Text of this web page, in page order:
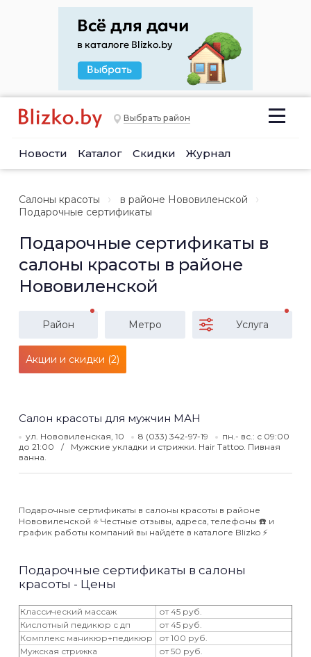
Выбрать район
Новости Каталог Скидки Журнал
Салоны красоты
в районе Нововиленской
Подарочные сертификаты
Подарочные сертификаты в
салоны красоты в районе
Нововиленской
Район Метро Услуга
Акции и скидки (2)
Салон красоты для мужчин МАН
ул. Нововиленская, 10 8 (033) 342-97-19
пн.- вс.: с 09:00
до 21:00
Мужские укладки и стрижки. Hair Tattoo. Пивная
ванна.
Подарочные сертификаты в салоны красоты в районе
Нововиленской ⭐️ Честные отзывы, адреса, телефоны ☎️ и
график работы компаний вы найдёте в каталоге Blizko ⚡️
Подарочные сертификаты в салоны
красоты - Цены
Классический массаж
от 45 руб.
Кислотный педикюр с дп
от 45 руб.
Комплекс маникюр+педикюр
от 100 руб.
Мужская стрижка
от 50 руб.